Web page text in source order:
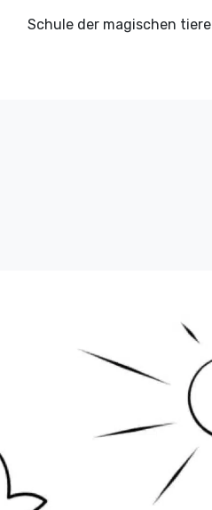
Schule der magischen tiere